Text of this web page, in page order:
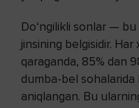
Do‘ngilikli sonlar —
jinsining belgisidir.
qaraganda, 85% dan
dumba-bel sohalarida
aniqlangan. Bu